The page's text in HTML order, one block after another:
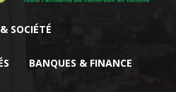
SOCIÉTÉ
BANQUES & FINANCE